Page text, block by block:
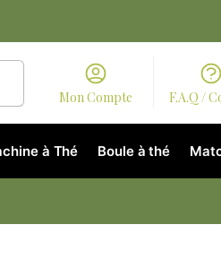
Mon Compte F.A.Q /
à Thé Boule à thé